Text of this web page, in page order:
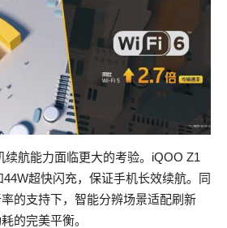
续航能力面临更大的考验。iQOO Z1
超快闪充，保证手机长效续航。同
的支持下，智能分辨场景适配刷新
的完美平衡。